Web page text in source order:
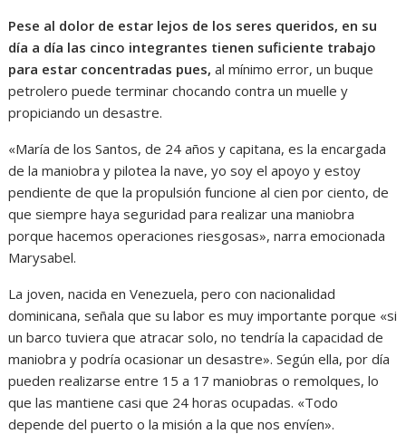
Pese al dolor de estar lejos de los seres queridos, en su
día a día las cinco integrantes tienen suficiente trabajo
para estar concentradas pues, al mínimo error, un buque
petrolero puede terminar chocando contra un muelle y
propiciando un desastre.
«María de los Santos, de 24 años y capitana, es la encargada
de la maniobra y pilotea la nave, yo soy el apoyo y estoy
pendiente de que la propulsión funcione al cien por ciento, de
que siempre haya seguridad para realizar una maniobra
porque hacemos operaciones riesgosas», narra emocionada
Marysabel.
La joven, nacida en Venezuela, pero con nacionalidad
dominicana, señala que su labor es muy importante porque «si
un barco tuviera que atracar solo, no tendría la capacidad de
maniobra y podría ocasionar un desastre». Según ella, por día
pueden realizarse entre 15 a 17 maniobras o remolques, lo
que las mantiene casi que 24 horas ocupadas. «Todo
depende del puerto o la misión a la que nos envíen».